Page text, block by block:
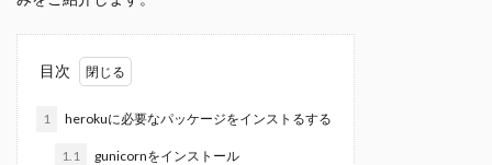
目次
1 herokuに必要なパッケージをインストるする
1.1 gunicornをインストール